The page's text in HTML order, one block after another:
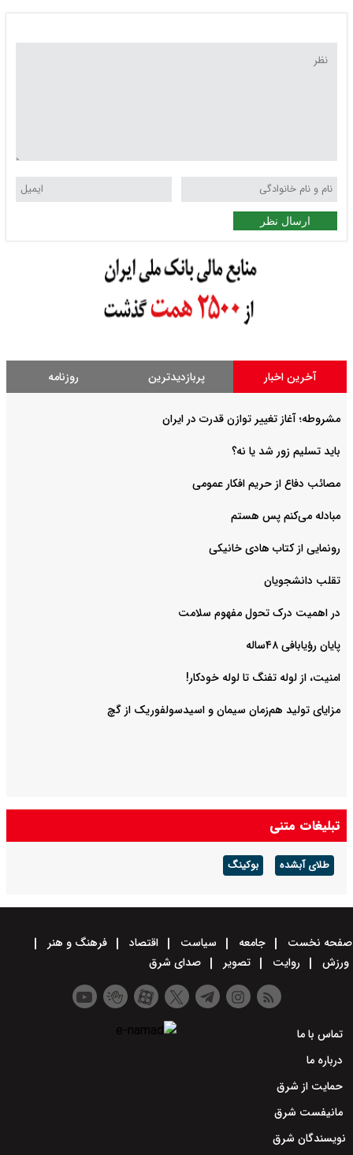
ارسال نظر
آخرین اخبار پربازدیدترین روزنامه
مشروطه؛ آغاز تغییر توازن قدرت در ایران
باید تسلیم زور شد یا نه؟
مصائب دفاع از حریم افکار عمومی
مبادله می‌کنم پس هستم
رونمایی از کتاب هادی خانیکی
‌تقلب دانشجویان
در اهمیت درک تحول مفهوم سلامت
پایان رؤیابافی ۴۸ساله
امنیت، از لوله تفنگ تا ‌لوله خودکار!
مزایای تولید هم‌زمان سیمان و اسیدسولفوریک از گچ
تبلیغات متنی
طلای آبشده بوکینگ
صفحه نخست جامعه سیاست اقتصاد
فرهنگ و هنر
ورزش
روایت تصویر صدای شرق
تماس با ما
درباره ما
حمایت از شرق
مانیفست شرق
نویسندگان شرق